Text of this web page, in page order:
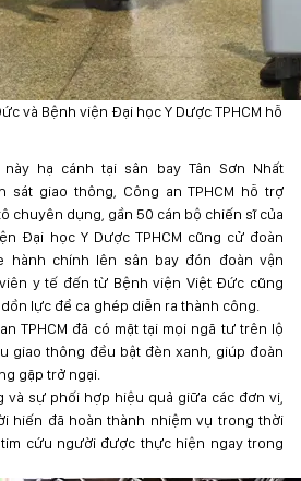
và Bệnh viện Đại học Y Dược TPHCM hỗ
hạ cánh tại sân bay Tân Sơn Nhất
sát giao thông, Công an TPHCM hỗ trợ
chuyên dụng, gần 50 cán bộ chiến sĩ của
Đại học Y Dược TPHCM cũng cử đoàn
hành chính lên sân bay đón đoàn vận
y tế đến từ Bệnh viện Việt Đức cũng
lực để ca ghép diễn ra thành công.
TPHCM đã có mặt tại mọi ngã tư trên lộ
giao thông đều bật đèn xanh, giúp đoàn
gặp trở ngại.
và sự phối hợp hiệu quả giữa các đơn vị,
hiến đã hoàn thành nhiệm vụ trong thời
cứu người được thực hiện ngay trong